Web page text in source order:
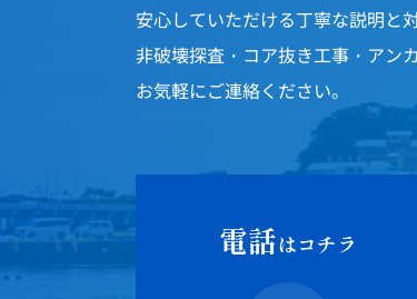
安心していただける丁寧な説明と
非破壊探査・コア抜き工事・アン
お気軽にご連絡ください。
電話はコチラ